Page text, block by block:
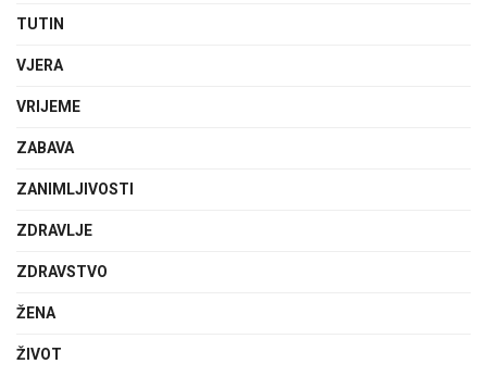
TUTIN
VJERA
VRIJEME
ZABAVA
ZANIMLJIVOSTI
ZDRAVLJE
ZDRAVSTVO
ŽENA
ŽIVOT